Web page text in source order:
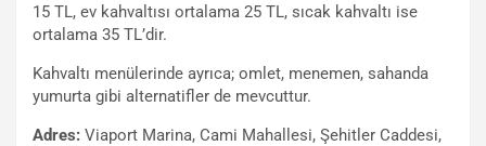
15 TL, ev kahvaltısı ortalama 25 TL, sıcak kahvaltı ise
ortalama 35 TL’dir.
Kahvaltı menülerinde ayrıca; omlet, menemen, sahanda
yumurta gibi alternatifler de mevcuttur.
Adres: Viaport Marina, Cami Mahallesi, Şehitler Caddesi,